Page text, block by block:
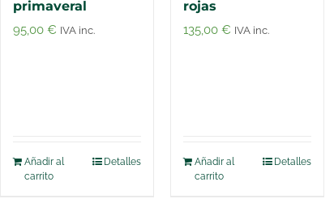
primaveral
95,00 € IVA inc.
Añadir al
carrito
Detalles
rojas
135,00 € IVA inc.
Añadir al
carrito
Detalles